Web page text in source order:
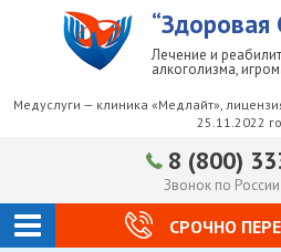
“Здоровая
Лечение и
алкоголизма,
Медуслуги — клиника «Медлайт»,
25.11.2022
8 (800)
Звонок по
СРОЧНО